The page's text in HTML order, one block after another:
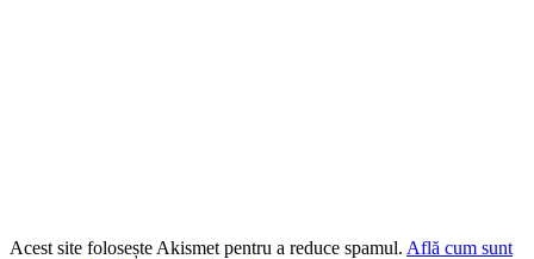
Acest site folosește Akismet pentru a reduce spamul. Află cum sunt